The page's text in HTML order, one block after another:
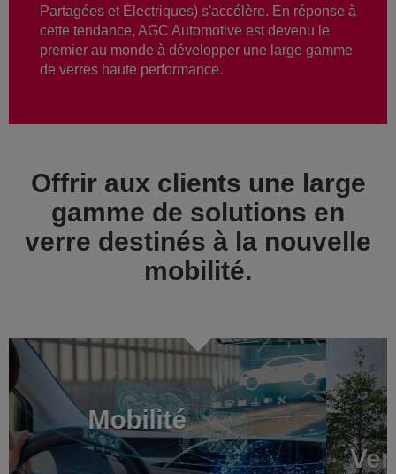
Partagées et Électriques) s'accélère. En réponse à
cette tendance, AGC Automotive est devenu le
premier au monde à développer une large gamme
de verres haute performance.
Offrir aux clients une large
gamme de solutions en
verre destinés à la nouvelle
mobilité.
Verre automobile d'origine
Previous